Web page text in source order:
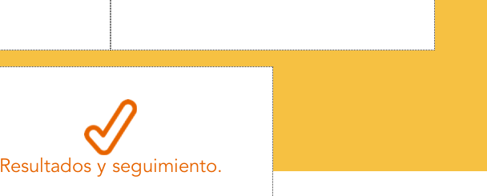
Resultados y seguimiento.